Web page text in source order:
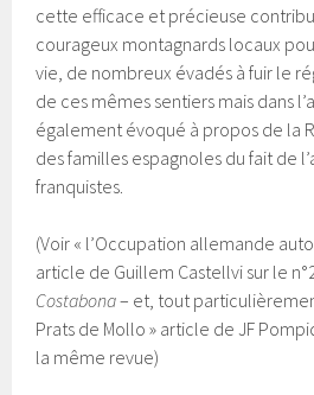
cette efficace et précieuse
courageux montagnards locaux
vie, de nombreux évadés à fuir le
de ces mêmes sentiers mais dans
également évoqué à propos de la
des familles espagnoles du fait de
franquistes.
(Voir « l’Occupation allemande
article de Guillem Castellvi sur le
Costabona– et, tout
Prats de Mollo » article de JF
la même revue)